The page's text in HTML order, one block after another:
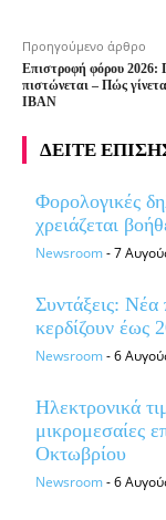
Προηγούμενο άρθρο
Επιστροφή φόρου 2026:
πιστώνεται – Πώς
IBAN
ΔΕΙΤΕ
Φορολογικές
χρειάζεται
Newsroom-7
Συντάξεις:
κερδίζουν έως
Newsroom-6
Ηλεκτρονικά
μικρομεσαίες
Οκτωβρίου
Newsroom-6